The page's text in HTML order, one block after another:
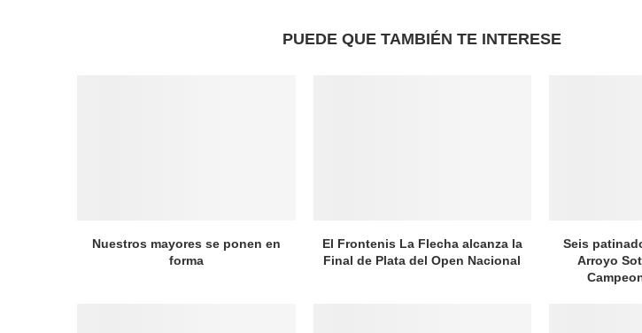
PUEDE QUE TAMBIÉN TE INTERESE
Nuestros mayores se ponen en
forma
El Frontenis La Flecha alcanza la
Final de Plata del Open Nacional
Seis
Arroyo